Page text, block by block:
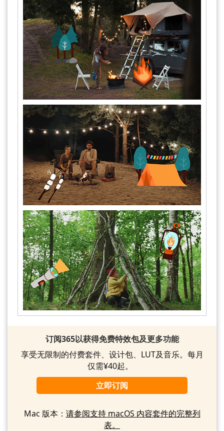
订阅365以获得免费特效包及更多功能
享受无限制的付费套件、设计包、LUT及音乐。每月
仅需¥40起。
立即订阅
Mac 版本： 请参阅支持 macOS 内容套件的完整列
表。